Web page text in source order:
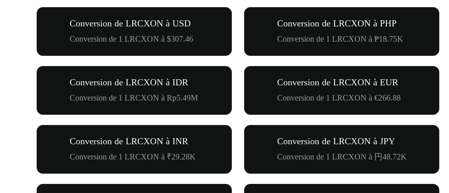
Conversion de LRCXON à USD
Conversion de 1 LRCXON à $307.46
Conversion de LRCXON à PHP
Conversion de 1 LRCXON à ₱18.75K
Conversion de LRCXON à IDR
Conversion de 1 LRCXON à Rp5.49M
Conversion de LRCXON à EUR
Conversion de 1 LRCXON à €266.88
Conversion de LRCXON à INR
Conversion de 1 LRCXON à ₹29.28K
Conversion de LRCXON à JPY
Conversion de 1 LRCXON à 円48.72K